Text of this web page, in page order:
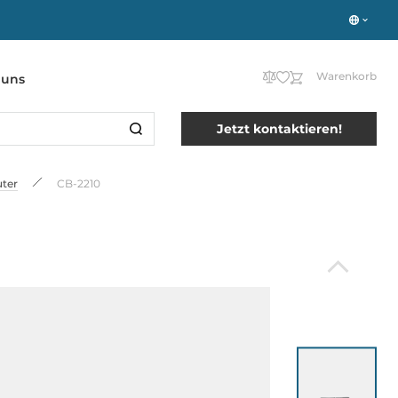
Warenkorb
Jetzt kontaktieren!
CB-2210